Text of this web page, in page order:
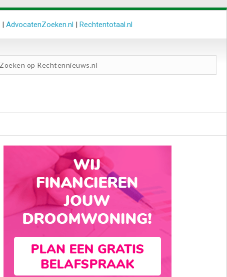
| AdvocatenZoeken.nl | Rechtentotaal.nl